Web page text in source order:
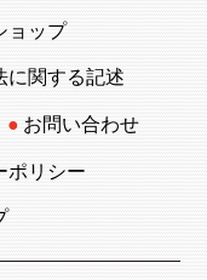
ョップ
に関する記述
お問い合わせ
ポリシー